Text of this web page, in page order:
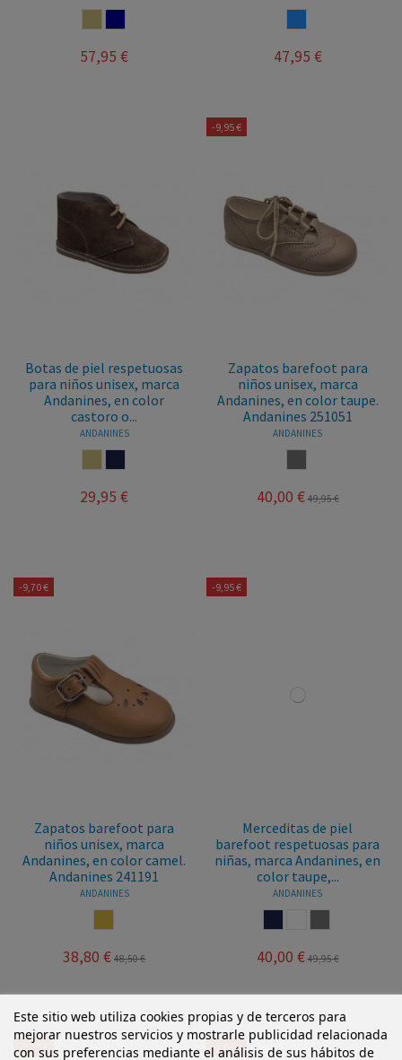
57,95 € 47,95 €
Botas de piel respetuosas
para niños unisex, marca
Andanines, en color
castoro o...
ANDANINES
29,95 €
-9,95 €
Zapatos barefoot para
niños unisex, marca
Andanines, en color taupe.
Andanines 251051
ANDANINES
40,00 € 49,95 €
-9,70 €
Zapatos barefoot para
niños unisex, marca
Andanines, en color camel.
Andanines 241191
ANDANINES
38,80 € 48,50 €
-9,95 €
Merceditas de piel
barefoot respetuosas para
niñas, marca Andanines, en
color taupe,...
ANDANINES
40,00 € 49,95 €
-9,75 € -3,05 €
Este sitio web utiliza cookies propias y de terceros para
mejorar nuestros servicios y mostrarle publicidad relacionada
con sus preferencias mediante el análisis de sus hábitos de